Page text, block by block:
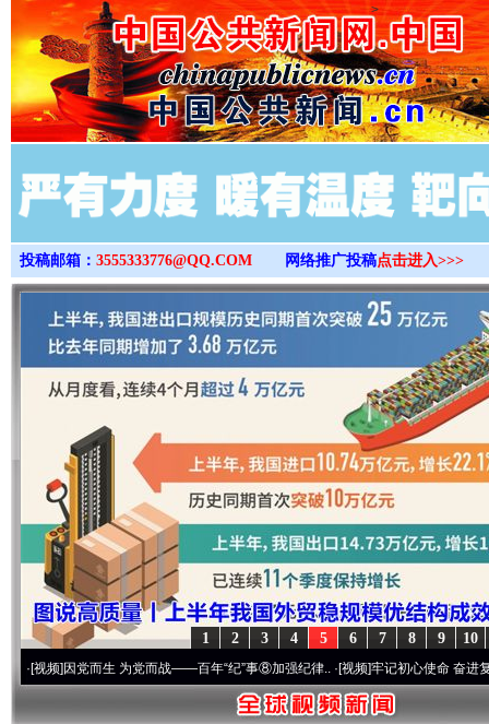
>
投稿邮箱： 3555333776@QQ.COM 网络推广投稿点击进入>>>
10
9
8
7
6
5
4
3
2
1
党而生 为党而战——百年“纪”事⑧加强纪律..·[视频]牢记初心使命 奋进复兴征程丨“